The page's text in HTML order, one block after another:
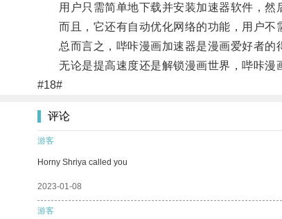
用户只需简单地下载并安装加速器软件，然
而且，它还有自动优化网络的功能，用户不
总而言之，哔咔漫画加速器是漫画爱好者的
无论是提高速度还是解锁漫画世界，哔咔漫
#18#
评论
游客
Horny Shriya called you
2023-01-08
游客